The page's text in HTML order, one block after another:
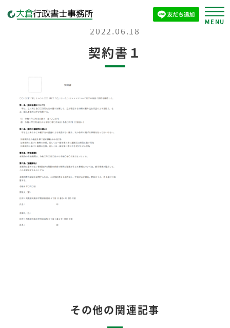
2022.06.18
契約書１
その他の関連記事